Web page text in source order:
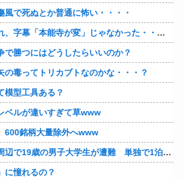
風で死ぬとか普通に怖い・・・・
字幕「本能寺が変」じゃなかった・・・？
で勝つにはどうしたらいいのか？
の毒ってトリカブトなのかな・・・？
型工具ある？
ベルが違いすぎて草www
600銘柄大量除外へwww
学生が遭難 単独で1泊2日の予定で入山も連絡取れず 警察が9日以降捜索予定
に憧れるの？